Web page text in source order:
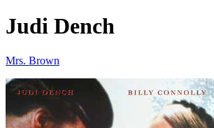
Judi Dench
Mrs. Brown